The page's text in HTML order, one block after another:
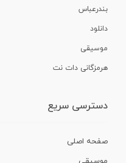
بندرعباس
دانلود
موسیقی
هرمزگانی دات نت
دسترسی سریع
صفحه اصلی